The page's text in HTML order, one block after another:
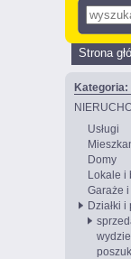
Strona
Kategoria:
Usługi
Domy
Lokale i
Garaże
Działki i